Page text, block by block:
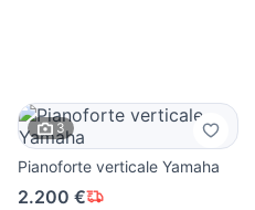
3
Pianoforte verticale Yamaha
2.200 €